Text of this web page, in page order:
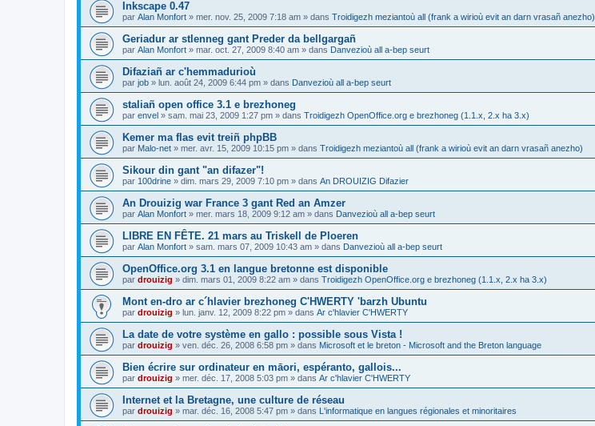
Inkscape 0.47
par Alan Monfort » mer. nov. 25, 2009 7:18 am » dans Troidigezh meziantoù all (frank a wirioù evit an darn vrasañ anezho)
Geriadur ar stlenneg gant Preder da bellgargañ
par Alan Monfort » mar. oct. 27, 2009 8:40 am » dans Danvezioù all a-bep seurt
Difaziañ ar c'hemmadurioù
par job » lun. août 24, 2009 6:44 pm » dans Danvezioù all a-bep seurt
staliañ open office 3.1 e brezhoneg
par envel » sam. mai 23, 2009 1:27 pm » dans Troidigezh OpenOffice.org e brezhoneg (1.1.x, 2.x ha 3.x)
Kemer ma flas evit treiñ phpBB
par Malo-net » mer. avr. 15, 2009 10:15 pm » dans Troidigezh meziantoù all (frank a wirioù evit an darn vrasañ anezho)
Sikour din gant "an difazer"!
par 100drine » dim. mars 29, 2009 7:10 pm » dans An DROUIZIG Difazier
An Drouizig war France 3 gant Red an Amzer
par Alan Monfort » mer. mars 18, 2009 9:12 am » dans Danvezioù all a-bep seurt
LIBRE EN FÊTE. 21 mars au Triskell de Ploeren
par Alan Monfort » sam. mars 07, 2009 10:43 am » dans Danvezioù all a-bep seurt
OpenOffice.org 3.1 en langue bretonne est disponible
par drouizig » dim. mars 01, 2009 8:22 am » dans Troidigezh OpenOffice.org e brezhoneg (1.1.x, 2.x ha 3.x)
Mont en-dro ar c´hlavier brezhoneg C'HWERTY 'barzh Ubuntu
par drouizig » lun. janv. 12, 2009 8:22 pm » dans Ar c'hlavier C'HWERTY
La date de votre système en gallo : possible sous Vista !
par drouizig » ven. déc. 26, 2008 6:58 pm » dans Microsoft et le breton - Microsoft and the Breton language
Bien écrire sur ordinateur en māori, espéranto, gallois...
par drouizig » mer. déc. 17, 2008 5:03 pm » dans Ar c'hlavier C'HWERTY
Internet et la Bretagne, une culture de réseau
par drouizig » mar. déc. 16, 2008 5:47 pm » dans L'informatique en langues régionales et minoritaires